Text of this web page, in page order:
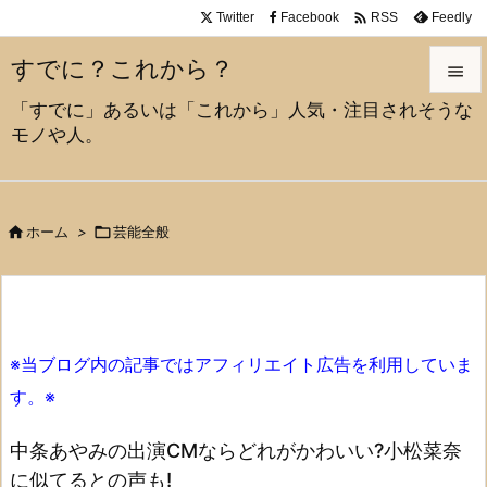
すでに？これから？
「すでに」あるいは「これから」人気・注目されそうな
モノや人。



検索
Twitter Facebook  RSS Feedly
 ホーム > 芸能全般
※当ブログ内の記事ではアフィリエイト広告を利用していま
す。※
中条あやみの出演CMならどれがかわいい?小松菜奈
に似てるとの声も!